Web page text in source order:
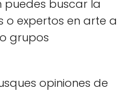
puedes buscar la
o expertos en arte a
grupos
opiniones de